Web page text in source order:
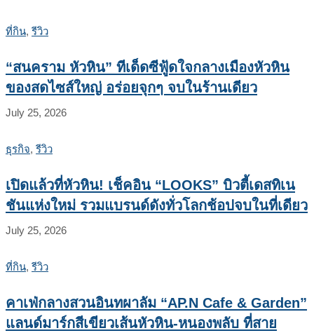
ที่กิน, รีวิว
“สนคราม หัวหิน” ทีเด็ดซีฟู้ดใจกลางเมืองหัวหิน
ของสดไซส์ใหญ่ อร่อยจุกๆ จบในร้านเดียว
July 25, 2026
ธุรกิจ, รีวิว
เปิดแล้วที่หัวหิน! เช็คอิน “LOOKS” บิวตี้เดสทิเน
ชันแห่งใหม่ รวมแบรนด์ดังทั่วโลกช้อปจบในที่เดียว
July 25, 2026
ที่กิน, รีวิว
คาเฟ่กลางสวนอินทผาลัม “AP.N Cafe & Garden”
แลนด์มาร์กสีเขียวเส้นหัวหิน-หนองพลับ ที่สาย